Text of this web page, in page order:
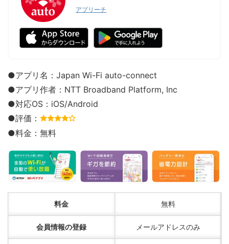
アプリーチ
●アプリ名：Japan Wi-Fi auto-connect
●アプリ作者： NTT Broadband Platform, Inc
●対応OS：iOS/Android
●評価：
●料金：無料
料金 無料
会員情報の登録 メールアドレスのみ